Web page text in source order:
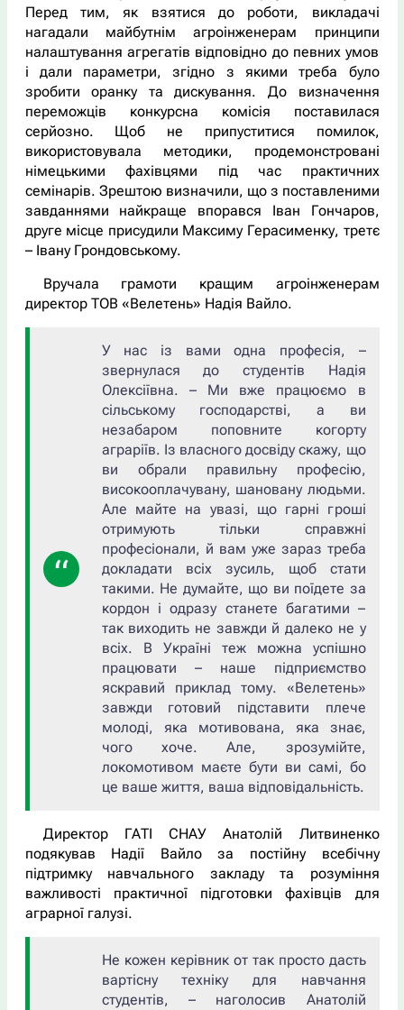
Перед тим, як взятися до роботи, викладачі
нагадали майбутнім агроінженерам принципи
налаштування агрегатів відповідно до певних умов
і дали параметри, згідно з якими треба було
зробити оранку та дискування. До визначення
переможців конкурсна комісія поставилася
серйозно. Щоб не припуститися помилок,
використовувала методики, продемонстровані
німецькими фахівцями під час практичних
семінарів. Зрештою визначили, що з поставленими
завданнями найкраще впорався Іван Гончаров,
друге місце присудили Максиму Герасименку, третє
– Івану Грондовському.
Вручала грамоти кращим агроінженерам
директор ТОВ «Велетень» Надія Вайло.
У нас із вами одна професія, –
звернулася до студентів Надія
Олексіївна. – Ми вже працюємо в
сільському господарстві, а ви
незабаром поповните когорту
аграріїв. Із власного досвіду скажу, що
ви обрали правильну професію,
високооплачувану, шановану людьми.
Але майте на увазі, що гарні гроші
отримують тільки справжні
професіонали, й вам уже зараз треба
докладати всіх зусиль, щоб стати
такими. Не думайте, що ви поїдете за
кордон і одразу станете багатими –
так виходить не завжди й далеко не у
всіх. В Україні теж можна успішно
працювати – наше підприємство
яскравий приклад тому. «Велетень»
завжди готовий підставити плече
молоді, яка мотивована, яка знає,
чого хоче. Але, зрозумійте,
локомотивом маєте бути ви самі, бо
це ваше життя, ваша відповідальність.
Директор ГАТІ СНАУ Анатолій Литвиненко
подякував Надії Вайло за постійну всебічну
підтримку навчального закладу та розуміння
важливості практичної підготовки фахівців для
аграрної галузі.
Не кожен керівник от так просто дасть
вартісну техніку для навчання
студентів, – наголосив Анатолій